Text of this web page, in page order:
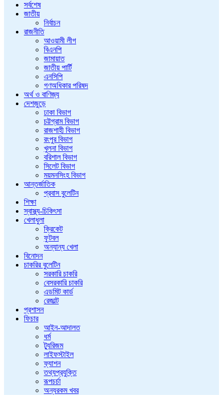
সর্বশেষ
জাতীয়
নির্বাচন
রাজনীতি
আওয়ামী লীগ
বিএনপি
জামায়াত
জাতীয় পার্টি
এনসিপি
গণঅধিকার পরিষদ
অর্থ ও বাণিজ্য
দেশজুড়ে
ঢাকা বিভাগ
চট্টগ্রাম বিভাগ
রাজশাহী বিভাগ
রংপুর বিভাগ
খুলনা বিভাগ
বরিশাল বিভাগ
সিলেট বিভাগ
ময়মনসিংহ বিভাগ
আন্তর্জাতিক
প্রবাস বুলেটিন
শিক্ষা
স্বাস্থ্য-চিকিৎসা
খেলাধুলা
ক্রিকেট
ফুটবল
অন্যান্য খেলা
বিনোদন
চাকরির বুলেটিন
সরকারি চাকরি
বেসরকারি চাকরি
এডমিট কার্ড
রেজাল্ট
প্রশাসন
ফিচার
আইন-আদালত
ধর্ম
ট্যুরিজম
লাইফস্টাইল
ফ্যাশন
তথ্যপ্রযুক্তি
রূপচর্চা
অন্যরকম খবর